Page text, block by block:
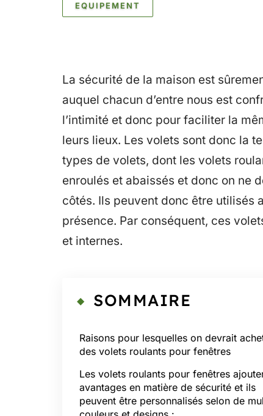
EQUIPEMENT
La sécurité de la maison est
auquel chacun d’entre nous est
l’intimité et donc pour faciliter la
leurs lieux. Les volets sont donc la
types de volets, dont les volets
enroulés et abaissés et donc on ne
côtés. Ils peuvent donc être utilisés
présence. Par conséquent, ces
et internes.
SOMMAIRE
Raisons pour lesquelles on devrait
des volets roulants pour fenêtres
Les volets roulants pour fenêtres
avantages en matière de sécurité et ils
peuvent être personnalisés selon de